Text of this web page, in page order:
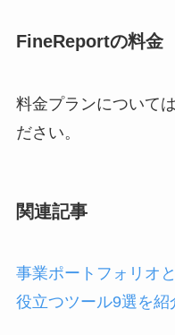
FineReportの料金
料金プランについて
ださい。
関連記事
事業ポートフォリオ
役立つツール9選を紹